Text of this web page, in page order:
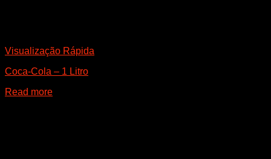
Visualização Rápida
Coca-Cola – 1 Litro
Read more